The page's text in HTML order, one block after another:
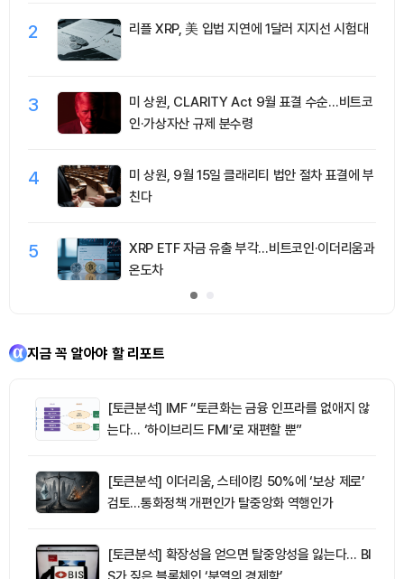
2 리플 XRP, 美 입법 지연에 1달러 지지선 시험대
3
미 상원, CLARITY Act 9월 표결 수순…비트코
인·가상자산 규제 분수령
4
미 상원, 9월 15일 클래리티 법안 절차 표결에 부
친다
5
XRP ETF 자금 유출 부각…비트코인·이더리움과
온도차
지금 꼭 알아야 할 리포트
[토큰분석] IMF “토큰화는 금융 인프라를 없애지 않
는다… ‘하이브리드 FMI’로 재편할 뿐”
[토큰분석] 이더리움, 스테이킹 50%에 ‘보상 제로’
검토…통화정책 개편인가 탈중앙화 역행인가
[토큰분석] 확장성을 얻으면 탈중앙성을 잃는다… BI